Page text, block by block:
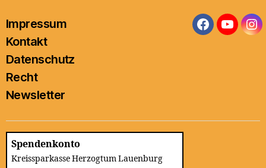
Impressum
Kontakt
Datenschutz
Recht
Newsletter
Facebook
Spendenkonto
Kreissparkasse Herzogtum Lauenburg